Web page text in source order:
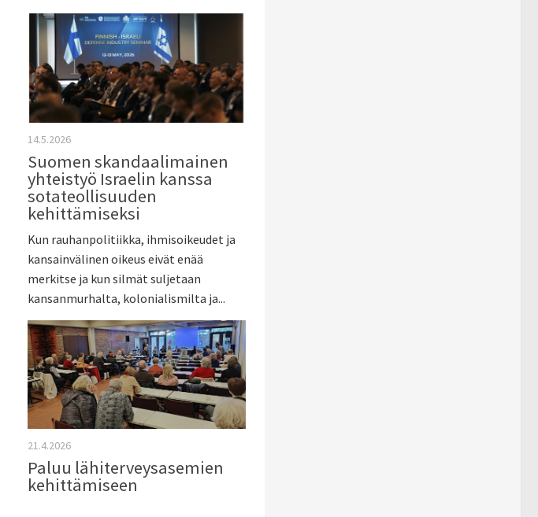
14.5.2026
Suomen skandaalimainen
yhteistyö Israelin kanssa
sotateollisuuden
kehittämiseksi
Kun rauhanpolitiikka, ihmisoikeudet ja
kansainvälinen oikeus eivät enää
merkitse ja kun silmät suljetaan
kansanmurhalta, kolonialismilta ja...
21.4.2026
Paluu lähiterveysasemien
kehittämiseen